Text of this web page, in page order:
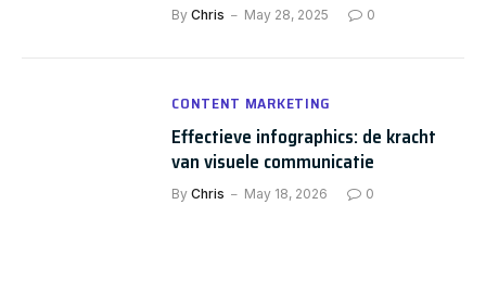
By Chris May 28, 2025 0
CONTENT MARKETING
Effectieve infographics: de kracht
van visuele communicatie
By Chris May 18, 2026 0